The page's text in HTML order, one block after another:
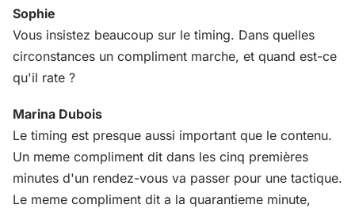
Sophie
Vous insistez beaucoup sur le timing. Dans quelles
circonstances un compliment marche, et quand est-ce
qu'il rate ?
Marina Dubois
Le timing est presque aussi important que le contenu.
Un meme compliment dit dans les cinq premières
minutes d'un rendez-vous va passer pour une tactique.
Le meme compliment dit a la quarantieme minute,